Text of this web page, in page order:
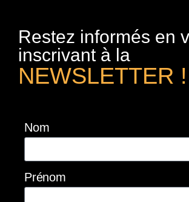
Restez informés en
inscrivant à la
NEWSLETTER !
Nom
Prénom